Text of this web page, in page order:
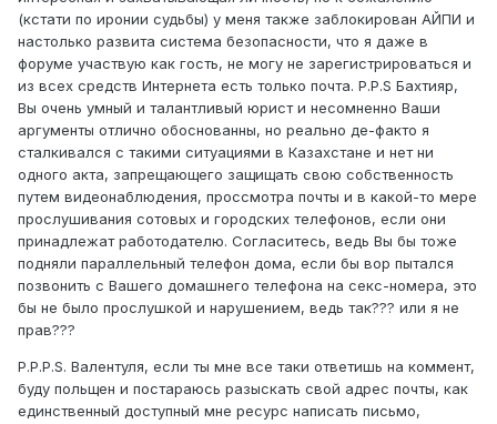
(кстати по иронии судьбы) у меня также заблокирован АЙПИ и
настолько развита система безопасности, что я даже в
форуме участвую как гость, не могу не зарегистрироваться и
из всех средств Интернета есть только почта. P.P.S Бахтияр,
Вы очень умный и талантливый юрист и несомненно Ваши
аргументы отлично обоснованны, но реально де-факто я
сталкивался с такими ситуациями в Казахстане и нет ни
одного акта, запрещающего защищать свою собственность
путем видеонаблюдения, проссмотра почты и в какой-то мере
прослушивания сотовых и городских телефонов, если они
принадлежат работодателю. Согласитесь, ведь Вы бы тоже
подняли параллельный телефон дома, если бы вор пытался
позвонить с Вашего домашнего телефона на секс-номера, это
бы не было прослушкой и нарушением, ведь так??? или я не
прав???
P.P.P.S. Валентуля, если ты мне все таки ответишь на коммент,
буду польщен и постараюсь разыскать свой адрес почты, как
единственный доступный мне ресурс написать письмо,